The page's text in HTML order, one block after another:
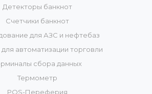
Детекторы банкнот
Счетчики банкнот
для АЗС и нефтебаз
автоматизации торговли
сбора данных
Термометр
POS-Переферия